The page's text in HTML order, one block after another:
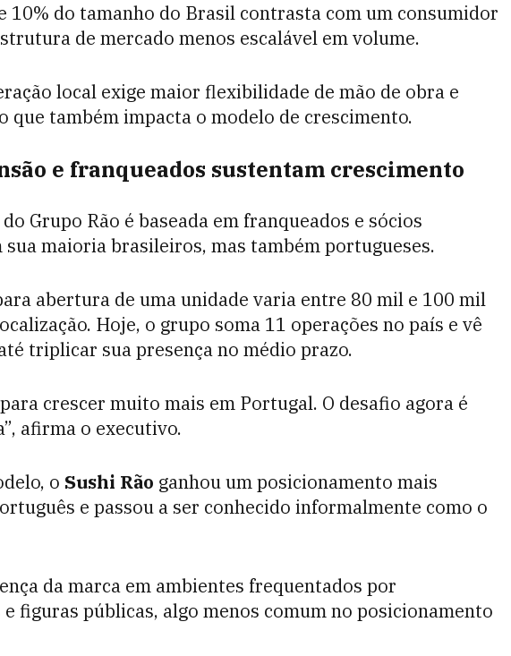
10% do tamanho do Brasil contrasta com um consumidor
de mercado menos escalável em volume.
local exige maior flexibilidade de mão de obra e
que também impacta o modelo de crescimento.
e franqueados sustentam crescimento
Grupo Rão é baseada em franqueados e sócios
maioria brasileiros, mas também portugueses.
abertura de uma unidade varia entre 80 mil e 100 mil
Hoje, o grupo soma 11 operações no país e vê
triplicar sua presença no médio prazo.
crescer muito mais em Portugal. O desafio agora é
afirma o executivo.
o Sushi Rão ganhou um posicionamento mais
e passou a ser conhecido informalmente como o
da marca em ambientes frequentados por
figuras públicas, algo menos comum no posicionamento